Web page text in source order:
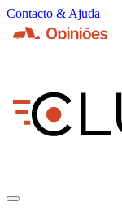
Contacto & Ajuda